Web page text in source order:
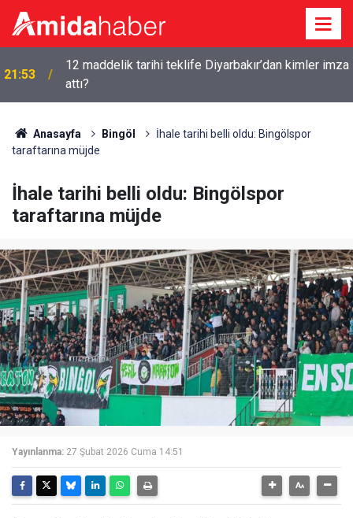
21:53
12 maddelik tarihi teklife Diyarbakır’dan kimler imza
attı?
Anasayfa Bingöl
İhale tarihi belli oldu: Bingölspor
taraftarına müjde
İhale tarihi belli oldu: Bingölspor
taraftarına müjde
Yayınlanma: 27 Şubat 2026 Cuma 14:51